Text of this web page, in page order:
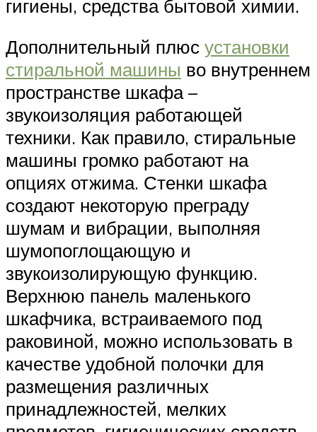
гигиены, средства бытовой химии.
Дополнительный плюс установки
стиральной машины во внутреннем
пространстве шкафа –
звукоизоляция работающей
техники. Как правило, стиральные
машины громко работают на
опциях отжима. Стенки шкафа
создают некоторую преграду
шумам и вибрации, выполняя
шумопоглощающую и
звукоизолирующую функцию.
Верхнюю панель маленького
шкафчика, встраиваемого под
раковиной, можно использовать в
качестве удобной полочки для
размещения различных
принадлежностей, мелких